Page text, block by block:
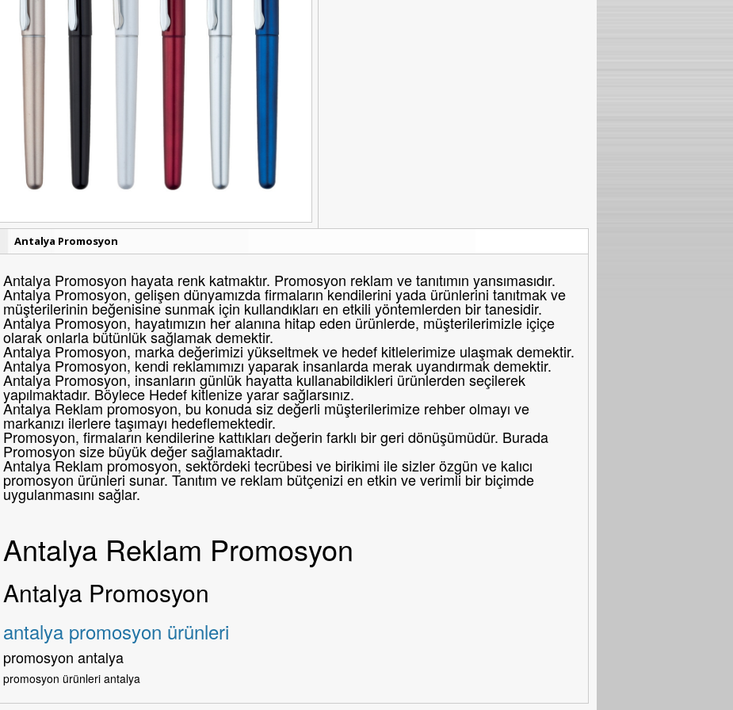
Antalya Promosyon
Antalya Promosyon hayata renk katmaktır. Promosyon reklam ve tanıtımın yansımasıdır.
Antalya Promosyon, gelişen dünyamızda firmaların kendilerini yada ürünlerini tanıtmak ve
müşterilerinin beğenisine sunmak için kullandıkları en etkili yöntemlerden bir tanesidir.
Antalya Promosyon, hayatımızın her alanına hitap eden ürünlerde, müşterilerimizle içiçe
olarak onlarla bütünlük sağlamak demektir.
Antalya Promosyon, marka değerimizi yükseltmek ve hedef kitlelerimize ulaşmak demektir.
Antalya Promosyon, kendi reklamımızı yaparak insanlarda merak uyandırmak demektir.
Antalya Promosyon, insanların günlük hayatta kullanabildikleri ürünlerden seçilerek
yapılmaktadır. Böylece Hedef kitlenize yarar sağlarsınız.
Antalya Reklam promosyon, bu konuda siz değerli müşterilerimize rehber olmayı ve
markanızı ilerlere taşımayı hedeflemektedir.
Promosyon, firmaların kendilerine kattıkları değerin farklı bir geri dönüşümüdür. Burada
Promosyon size büyük değer sağlamaktadır.
Antalya Reklam promosyon, sektördeki tecrübesi ve birikimi ile sizler özgün ve kalıcı
promosyon ürünleri sunar. Tanıtım ve reklam bütçenizi en etkin ve verimli bir biçimde
uygulanmasını sağlar.
Antalya Reklam Promosyon
Antalya Promosyon
antalya promosyon ürünleri
promosyon antalya
promosyon ürünleri antalya